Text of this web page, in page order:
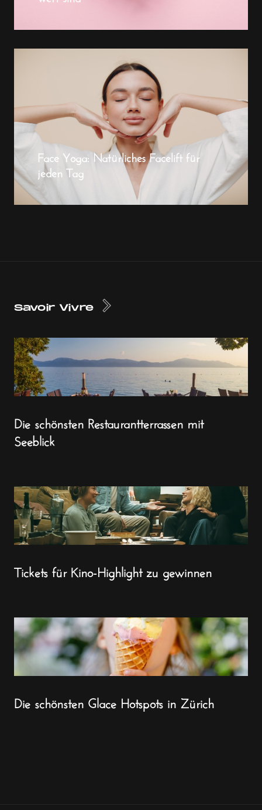
Face Yoga: Natürliches Facelift für
jeden Tag
Savoir Vivre
Die schönsten Restaurantterrassen mit
Seeblick
Tickets für Kino-Highlight zu gewinnen
Die schönsten Glace Hotspots in Zürich